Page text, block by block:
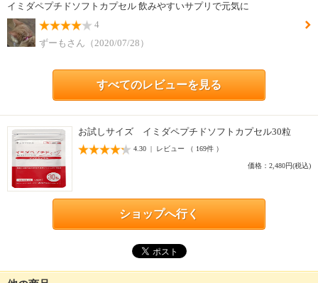
イミダペプチドソフトカプセル 飲みやすいサプリで元気に
4
ずーもさん（2020/07/28）
すべてのレビューを見る
お試しサイズ イミダペプチドソフトカプセル30粒
4.30 | レビュー （ 169件 ）
価格：2,480円(税込)
ショップへ行く